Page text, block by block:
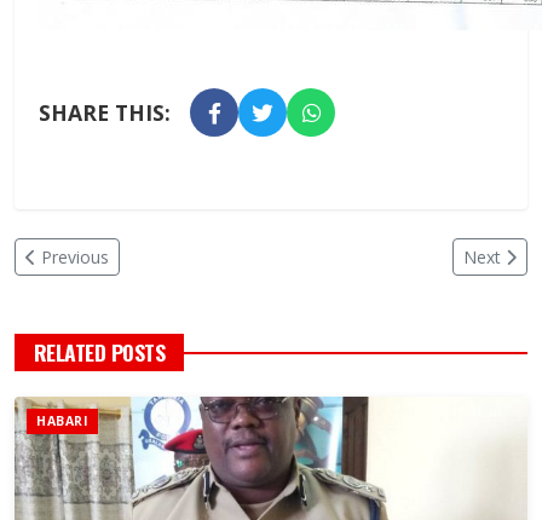
SHARE THIS:
Previous Next
RELATED POSTS
HABARI